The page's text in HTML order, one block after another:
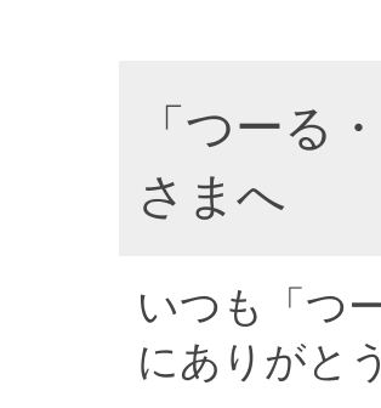
「つーる
さまへ
いつも「つ
にありがと